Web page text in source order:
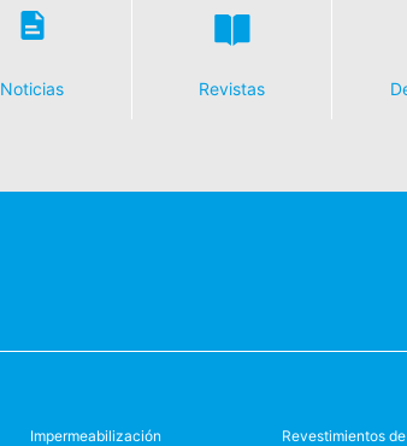
Noticias Revistas
Impermeabilización Revestimientos